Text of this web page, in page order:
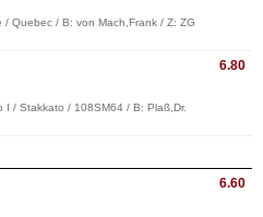
Quebec / B: von Mach,Frank / Z: ZG
6.80
/ Stakkato / 108SM64 / B: Plaß,Dr.
6.60